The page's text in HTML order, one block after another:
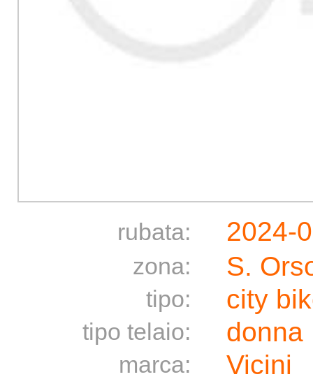
rubata: 2024-
zona: S.
tipo: city
tipo telaio: donna
marca: Vicini